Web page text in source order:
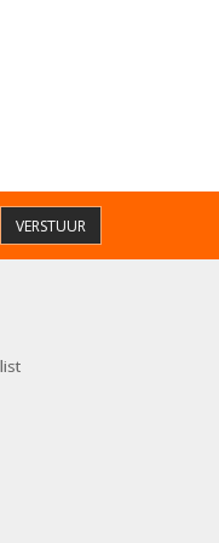
VERSTUUR